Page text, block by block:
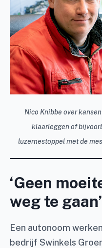
Nico Knibbe over
klaarleggen of
luzernestoppel met de
‘Geen
weg te gaan’
Een autonoom
bedrijf Swinkels